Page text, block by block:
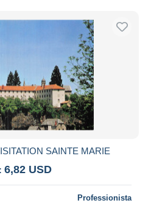
SAINTE MARIE
6,82 USD
Professionista